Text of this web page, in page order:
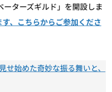
ターズギルド」を開設しま
、こちらからご参加くださ
始めた奇妙な振る舞いと、